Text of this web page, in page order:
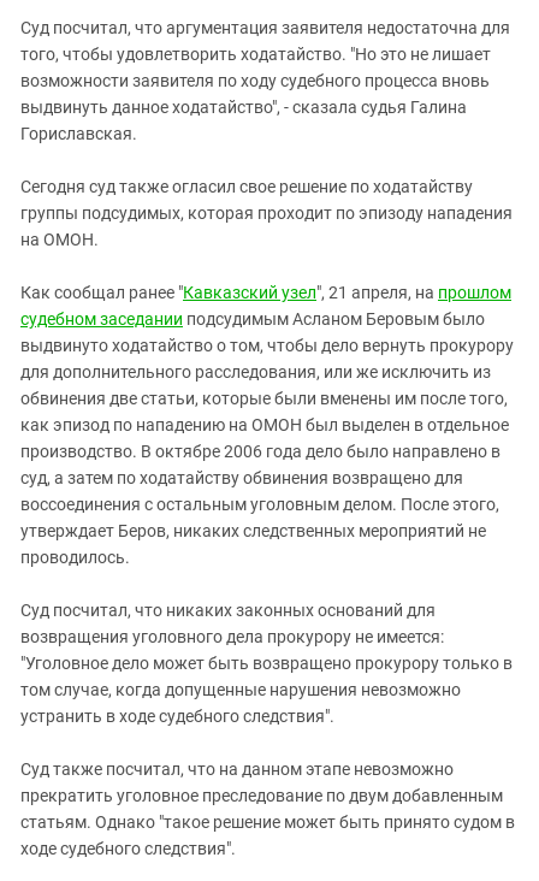
Суд посчитал, что аргументация заявителя недостаточна для
того, чтобы удовлетворить ходатайство. "Но это не лишает
возможности заявителя по ходу судебного процесса вновь
выдвинуть данное ходатайство", - сказала судья Галина
Гориславская.
Сегодня суд также огласил свое решение по ходатайству
группы подсудимых, которая проходит по эпизоду нападения
на ОМОН.
Как сообщал ранее "Кавказский узел", 21 апреля, на прошлом
судебном заседании подсудимым Асланом Беровым было
выдвинуто ходатайство о том, чтобы дело вернуть прокурору
для дополнительного расследования, или же исключить из
обвинения две статьи, которые были вменены им после того,
как эпизод по нападению на ОМОН был выделен в отдельное
производство. В октябре 2006 года дело было направлено в
суд, а затем по ходатайству обвинения возвращено для
воссоединения с остальным уголовным делом. После этого,
утверждает Беров, никаких следственных мероприятий не
проводилось.
Суд посчитал, что никаких законных оснований для
возвращения уголовного дела прокурору не имеется:
"Уголовное дело может быть возвращено прокурору только в
том случае, когда допущенные нарушения невозможно
устранить в ходе судебного следствия".
Суд также посчитал, что на данном этапе невозможно
прекратить уголовное преследование по двум добавленным
статьям. Однако "такое решение может быть принято судом в
ходе судебного следствия".